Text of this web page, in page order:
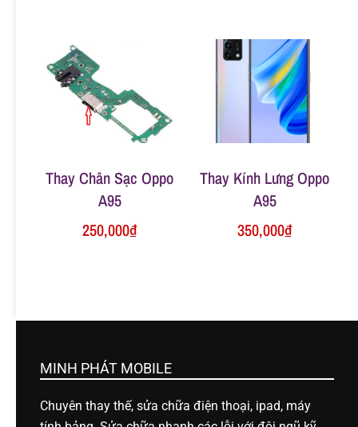
Thay Chân Sạc Oppo
A95
250,000₫
Thay Kính Lưng Oppo
A95
350,000₫
MINH PHÁT MOBILE
Chuyên thay thế, sửa chữa điện thoại, ipad, máy